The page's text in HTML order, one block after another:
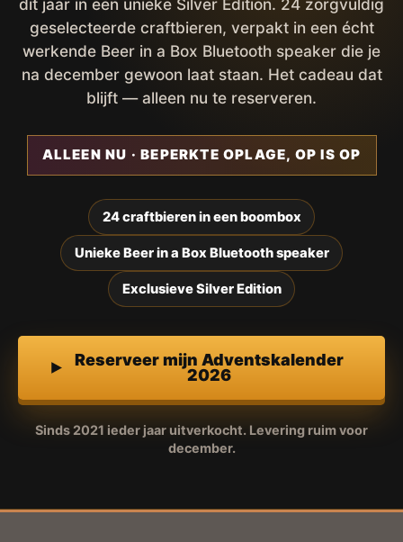
dit jaar in een unieke Silver Edition. 24 zorgvuldig
geselecteerde craftbieren, verpakt in een écht
werkende Beer in a Box Bluetooth speaker die je
na december gewoon laat staan. Het cadeau dat
blijft — alleen nu te reserveren.
ALLEEN NU · BEPERKTE OPLAGE, OP IS OP
24 craftbieren in een boombox
Unieke Beer in a Box Bluetooth speaker
Exclusieve Silver Edition
Reserveer mijn Adventskalender
2026
Sinds 2021 ieder jaar uitverkocht. Levering ruim voor
december.